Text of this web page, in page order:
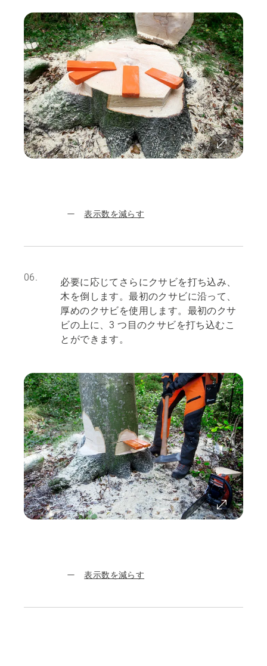
表示数を減らす
06.
必要に応じてさらにクサビを打ち込み、
木を倒します。最初のクサビに沿って、
厚めのクサビを使用します。最初のクサ
ビの上に、3 つ目のクサビを打ち込むこ
とができます。
表示数を減らす